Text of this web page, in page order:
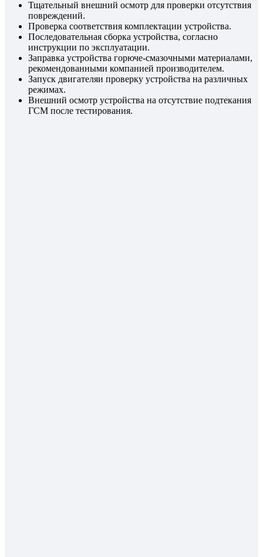
Тщательный внешний осмотр для проверки отсутствия
повреждений.
Проверка соответствия комплектации устройства.
Последовательная сборка устройства, согласно
инструкции по эксплуатации.
Заправка устройства горюче-смазочными материалами,
рекомендованными компанией производителем.
Запуск двигателяи проверку устройства на различных
режимах.
Внешний осмотр устройства на отсутствие подтекания
ГСМ после тестирования.